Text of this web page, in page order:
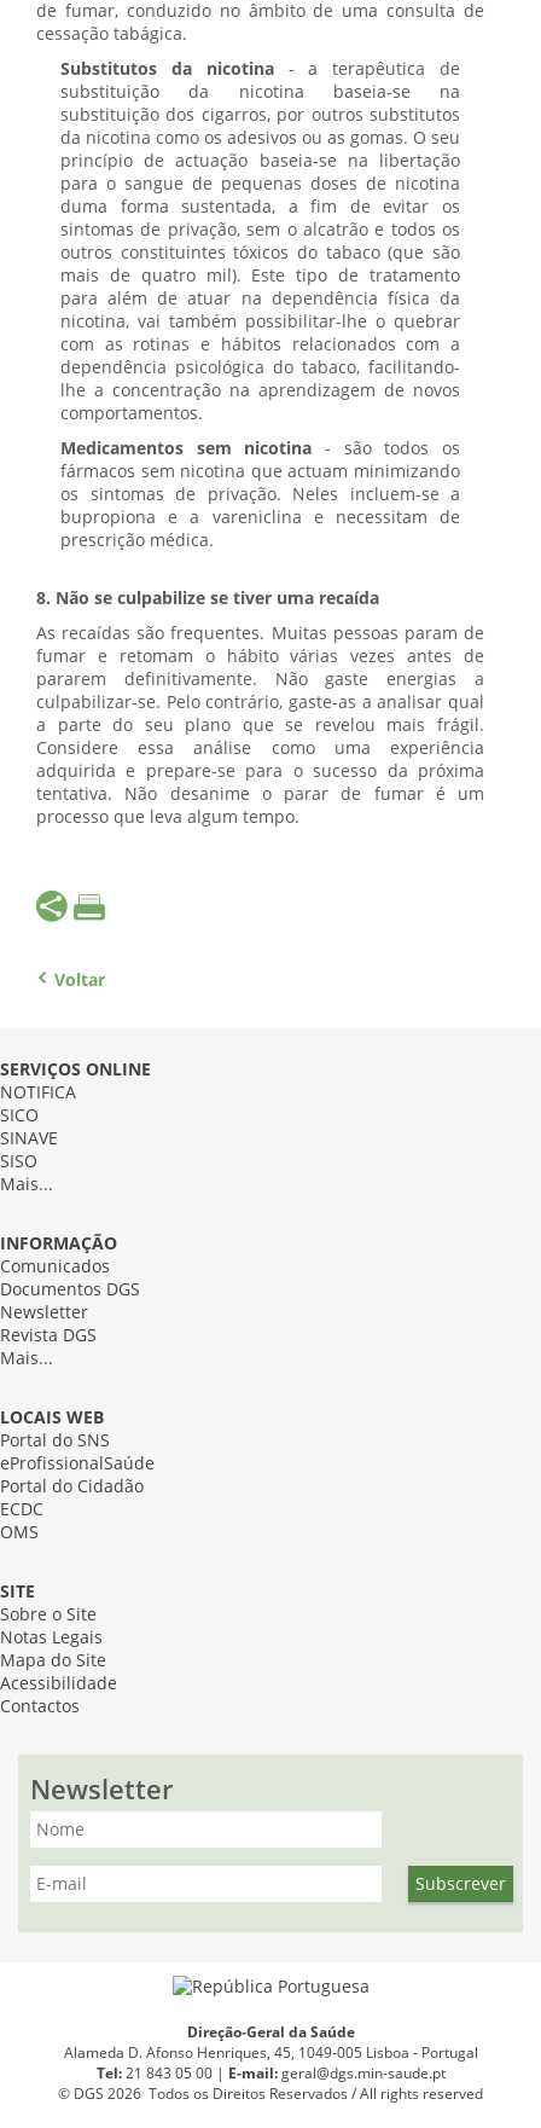
de fumar, conduzido no âmbito de uma consulta de
cessação tabágica.
Substitutos da nicotina- a terapêutica de
substituição da nicotina baseia-se na
substituição dos cigarros, por outros substitutos
da nicotina como os adesivos ou as gomas. O seu
princípio de actuação baseia-se na libertação
para o sangue de pequenas doses de nicotina
duma forma sustentada, a fim de evitar os
sintomas de privação, sem o alcatrão e todos os
outros constituintes tóxicos do tabaco (que são
mais de quatro mil). Este tipo de tratamento
para além de atuar na dependência física da
nicotina, vai também possibilitar-lhe o quebrar
com as rotinas e hábitos relacionados com a
dependência psicológica do tabaco, facilitando-
lhe a concentração na aprendizagem de novos
comportamentos.
Medicamentos sem nicotina - são todos os
fármacos sem nicotina que actuam minimizando
os sintomas de privação. Neles incluem-se a
bupropiona e a vareniclina e necessitam de
prescrição médica.
8. Não se culpabilize se tiver uma recaída
As recaídas são frequentes. Muitas pessoas param de
fumar e retomam o hábito várias vezes antes de
pararem definitivamente. Não gaste energias a
culpabilizar-se. Pelo contrário, gaste-as a analisar qual
a parte do seu plano que se revelou mais frágil.
Considere essa análise como uma experiência
adquirida e prepare-se para o sucesso da próxima
tentativa. Não desanime o parar de fumar é um
processo que leva algum tempo.
Voltar
SERVIÇOS ONLINE
NOTIFICA
SICO
SINAVE
SISO
Mais...
INFORMAÇÃO
Comunicados
Documentos DGS
Newsletter
Revista DGS
Mais...
LOCAIS WEB
Portal do SNS
eProfissionalSaúde
Portal do Cidadão
ECDC
OMS
SITE
Sobre o Site
Notas Legais
Mapa do Site
Acessibilidade
Contactos
Newsletter
Direção-Geral da Saúde
Alameda D. Afonso Henriques, 45, 1049-005 Lisboa - Portugal
Tel:21 843 05 00 | E-mail: geral@dgs.min-saude.pt
© DGS 2026 Todos os Direitos Reservados / All rights reserved